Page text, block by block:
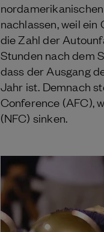
nachlassen, weil
die Zahl der
Stunden nach dem
dass der Ausgang
Jahr ist. Demnach
Conference (AFC),
(NFC) sinken.